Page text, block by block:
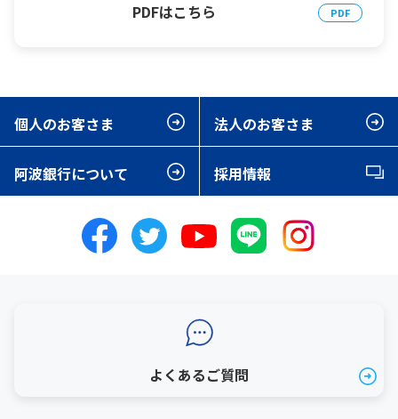
PDFはこちら
個人のお客さま 法人のお客さま
阿波銀行について 採用情報
よくあるご質問